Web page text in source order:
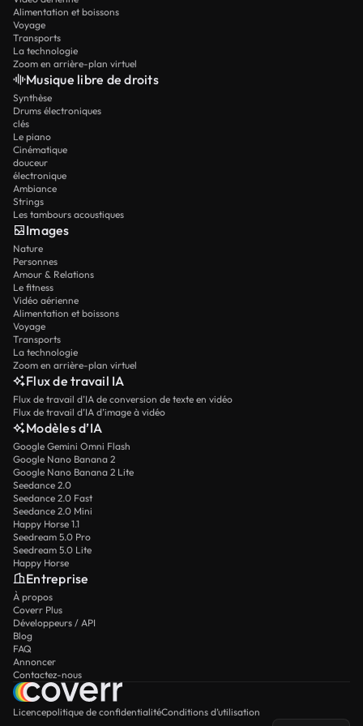
Alimentation et boissons
Voyage
Transports
La technologie
Zoom en arrière-plan virtuel
Musique libre de droits
Synthèse
Drums électroniques
clés
Le piano
Cinématique
douceur
électronique
Ambiance
Strings
Les tambours acoustiques
Images
Nature
Personnes
Amour & Relations
Le fitness
Vidéo aérienne
Alimentation et boissons
Voyage
Transports
La technologie
Zoom en arrière-plan virtuel
Flux de travail IA
Flux de travail d’IA de conversion de texte en vidéo
Flux de travail d’IA d’image à vidéo
Modèles d’IA
Google Gemini Omni Flash
Google Nano Banana 2
Google Nano Banana 2 Lite
Seedance 2.0
Seedance 2.0 Fast
Seedance 2.0 Mini
Happy Horse 1.1
Seedream 5.0 Pro
Seedream 5.0 Lite
Happy Horse
Entreprise
À propos
Coverr Plus
Développeurs / API
Blog
FAQ
Annoncer
Contactez-nous
Licencepolitique de confidentialitéConditions d’utilisation